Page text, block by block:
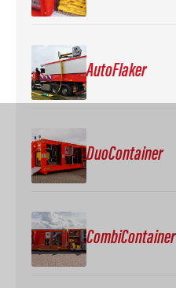
AutoFlaker
DuoContainer
CombiContainer